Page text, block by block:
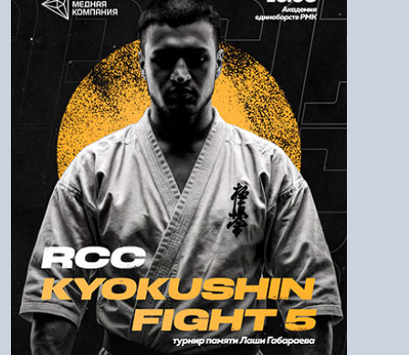
Логин:
Пароль
Войти
Напомнить пароль
Регистрация